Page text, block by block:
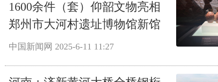
1600余件（套）仰韶文物亮相
郑州市大河村遗址博物馆新馆
中国新闻网 2025-6-11 11:27